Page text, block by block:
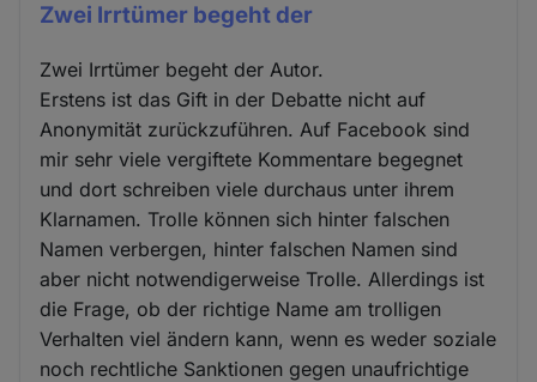
Zwei Irrtümer begeht der
Zwei Irrtümer begeht der Autor.
Erstens ist das Gift in der Debatte nicht auf
Anonymität zurückzuführen. Auf Facebook sind
mir sehr viele vergiftete Kommentare begegnet
und dort schreiben viele durchaus unter ihrem
Klarnamen. Trolle können sich hinter falschen
Namen verbergen, hinter falschen Namen sind
aber nicht notwendigerweise Trolle. Allerdings ist
die Frage, ob der richtige Name am trolligen
Verhalten viel ändern kann, wenn es weder soziale
noch rechtliche Sanktionen gegen unaufrichtige